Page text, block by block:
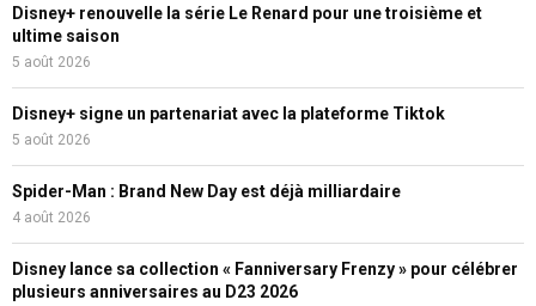
Disney+ renouvelle la série Le Renard pour une troisième et
ultime saison
5 août 2026
Disney+ signe un partenariat avec la plateforme Tiktok
5 août 2026
Spider-Man : Brand New Day est déjà milliardaire
4 août 2026
Disney lance sa collection « Fanniversary Frenzy » pour célébrer
plusieurs anniversaires au D23 2026